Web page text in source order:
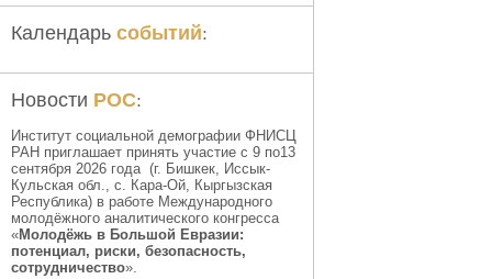
Календарь событий:
Новости РОС:
Институт социальной демографии ФНИСЦ
РАН приглашает принять участие с 9 по13
сентября 2026 года (г. Бишкек, Иссык-
Кульская обл., c. Кара-Ой, Кыргызская
Республика) в работе Международного
молодёжного аналитического конгресса
«Молодёжь в Большой Евразии:
потенциал, риски, безопасность,
сотрудничество».